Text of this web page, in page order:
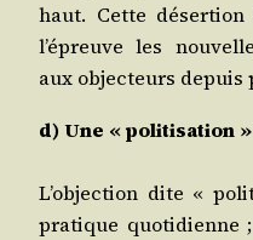
haut. Cette
l’épreuve les
aux objec­teurs depuis
d) Une « poli­ti­sa­tion
L’objection dite «
pra­tique